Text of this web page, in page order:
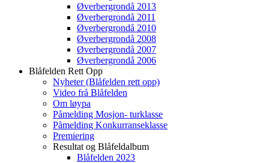
Øverbergrondå 2013
Øverbergrondå 2011
Øverbergrondå 2010
Øverbergrondå 2008
Øverbergrondå 2007
Øverbergrondå 2006
Blåfelden Rett Opp
Nyheter (Blåfelden rett opp)
Video frå Blåfelden
Om løypa
Påmelding Mosjon- turklasse
Påmelding Konkurranseklasse
Premiering
Resultat og Blåfeldalbum
Blåfelden 2023